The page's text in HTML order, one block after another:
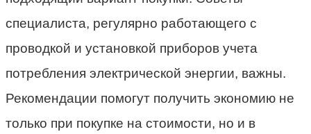
специалиста, регулярно работающего с
проводкой и установкой приборов учета
потребления электрической энергии, важны.
Рекомендации помогут получить экономию не
только при покупке на стоимости, но и в